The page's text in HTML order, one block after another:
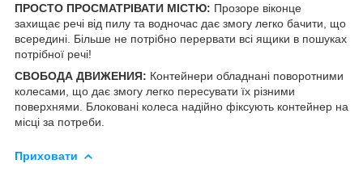
ПРОСТО ПРОСМАТРІВАТИ МІСТЮ: Прозоре віконце
захищає речі від пилу та водночас дає змогу легко бачити, що
всередині. Більше не потрібно перервати всі ящики в пошуках
потрібної речі!
СВОБОДА ДВИЖЕНИЯ: Контейнери обладнані поворотними
колесами, що дає змогу легко пересувати їх різними
поверхнями. Блоковані колеса надійно фіксують контейнер на
місці за потреби.
Приховати